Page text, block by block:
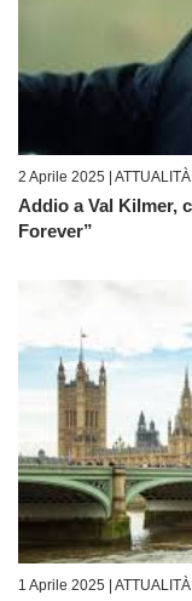
2 Aprile 2025 | ATTUALITÀ
Addio a Val Kilmer,
Forever”
1 Aprile 2025 | ATTUALITÀ